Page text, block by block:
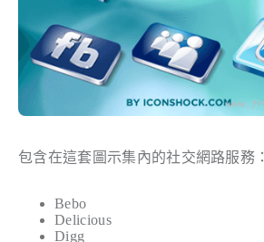
包含在這套圖示集內的社交網路服務：
Bebo
Delicious
Digg